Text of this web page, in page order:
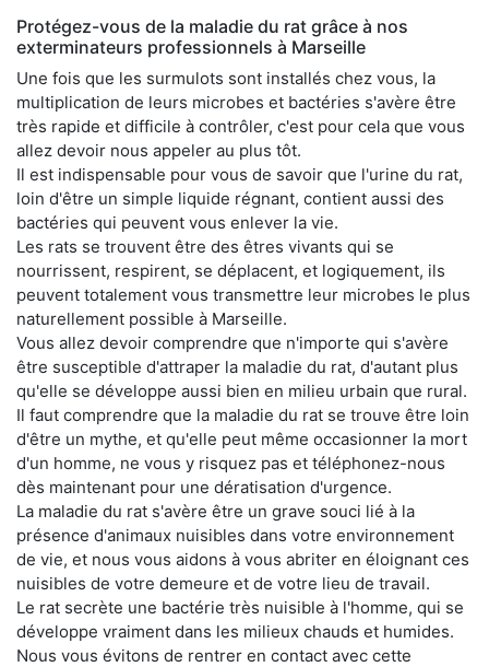
Protégez-vous de la maladie du rat grâce à nos
exterminateurs professionnels à Marseille
Une fois que les surmulots sont installés chez vous, la
multiplication de leurs microbes et bactéries s'avère être
très rapide et difficile à contrôler, c'est pour cela que vous
allez devoir nous appeler au plus tôt.
Il est indispensable pour vous de savoir que l'urine du rat,
loin d'être un simple liquide régnant, contient aussi des
bactéries qui peuvent vous enlever la vie.
Les rats se trouvent être des êtres vivants qui se
nourrissent, respirent, se déplacent, et logiquement, ils
peuvent totalement vous transmettre leur microbes le plus
naturellement possible à Marseille.
Vous allez devoir comprendre que n'importe qui s'avère
être susceptible d'attraper la maladie du rat, d'autant plus
qu'elle se développe aussi bien en milieu urbain que rural.
Il faut comprendre que la maladie du rat se trouve être loin
d'être un mythe, et qu'elle peut même occasionner la mort
d'un homme, ne vous y risquez pas et téléphonez-nous
dès maintenant pour une dératisation d'urgence.
La maladie du rat s'avère être un grave souci lié à la
présence d'animaux nuisibles dans votre environnement
de vie, et nous vous aidons à vous abriter en éloignant ces
nuisibles de votre demeure et de votre lieu de travail.
Le rat secrète une bactérie très nuisible à l'homme, qui se
développe vraiment dans les milieux chauds et humides.
Nous vous évitons de rentrer en contact avec cette